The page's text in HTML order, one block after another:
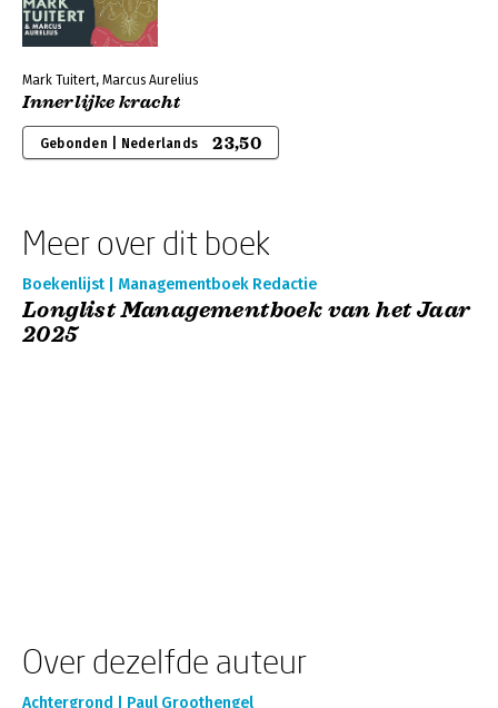
Mark Tuitert, Marcus Aurelius
Innerlijke kracht
Gebonden | Nederlands 23,50
Meer over dit boek
Boekenlijst | Managementboek Redactie
Longlist Managementboek van het Jaar
2025
Over dezelfde auteur
Achtergrond | Paul Groothengel